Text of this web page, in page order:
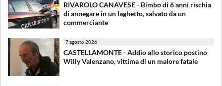
RIVAROLO CANAVESE - Bimbo di 6 anni rischia
di annegare in un laghetto, salvato da un
commerciante
7 agosto 2026
CASTELLAMONTE - Addio allo storico postino
Willy Valenzano, vittima di un malore fatale